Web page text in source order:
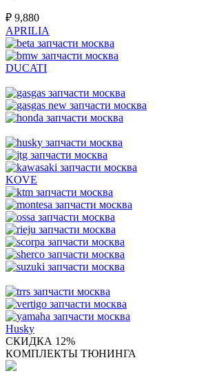
₽ 9,880
APRILIA
DUCATI
KOVE
Husky
СКИДКА 12%
КОМПЛЕКТЫ ТЮНИНГА